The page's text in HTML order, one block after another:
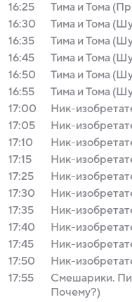
16:25
Тима и Тома
16:30
Тима и Тома
16:35
Тима и Тома
16:45
Тима и Тома
16:50
Тима и Тома
16:55
Тима и Тома
17:00
Ник-
17:05
Ник-
17:10
Ник-
17:15
Ник-
17:25
Ник-
17:30
Ник-
17:35
Ник-
17:40
Ник-
17:45
Ник-
17:50
Ник-
17:55
Смешарики.
Почему?)